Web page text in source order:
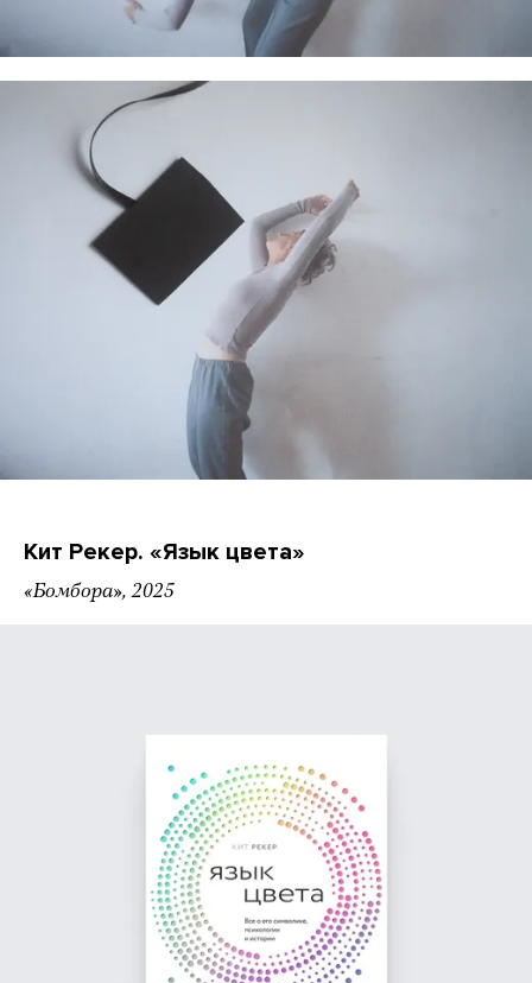
Кит Рекер. «Язык цвета»
«Бомбора», 2025